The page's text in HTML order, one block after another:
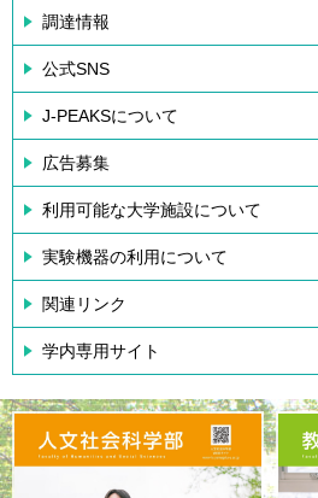
調達情報
公式SNS
J-PEAKSについて
広告募集
利用可能な大学施設について
実験機器の利用について
関連リンク
学内専用サイト